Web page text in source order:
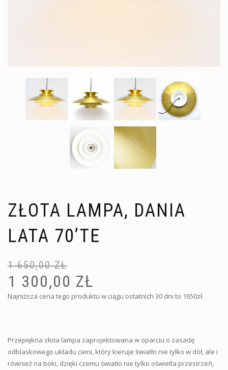
ZŁOTA LAMPA, DANIA
LATA 70’TE
1 650,00ZŁ
1 300,00 ZŁ
Najniższa cena tego produktu w ciągu ostatnich 30 dni to 1650zł
Przepiękna złota lampa zaprojektowana w oparciu o zasadę
odblaskowego układu cieni, który kieruje światło nie tylko w dół, ale i
również na boki, dzięki czemu światło nie tylko oświetla przestrzeń,